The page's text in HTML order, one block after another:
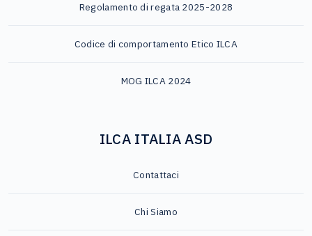
Regolamento di regata 2025-2028
Codice di comportamento Etico ILCA
MOG ILCA 2024
ILCA ITALIA ASD
Contattaci
Chi Siamo